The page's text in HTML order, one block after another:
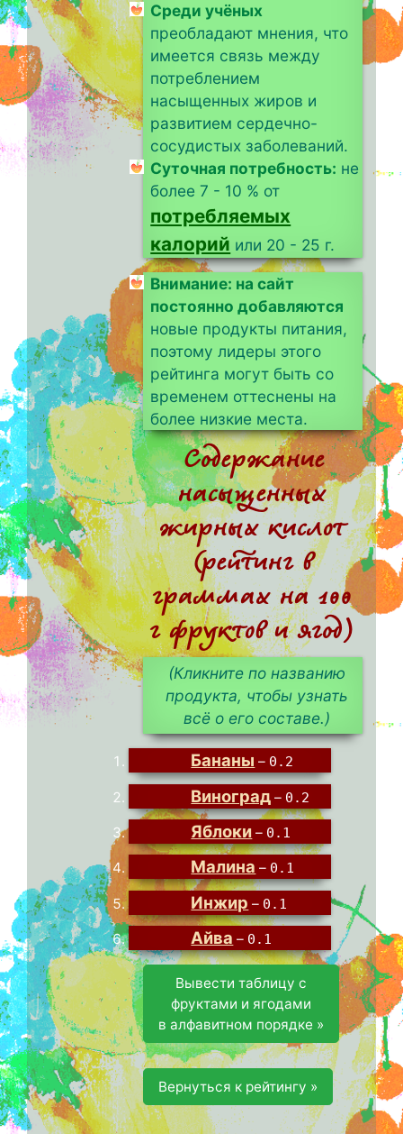
Среди учёных
преобладают мнения, что
имеется связь между
потреблением
насыщенных жиров и
развитием сердечно-
сосудистых заболеваний.
Суточная потребность: не
более 7 - 10 % от
потребляемых
калорий или 20 - 25 г.
Внимание: на сайт
постоянно добавляются
новые продукты питания,
поэтому лидеры этого
рейтинга могут быть со
временем оттеснены на
более низкие места.
Содержание
насыщенных
жирных кислот
(рейтинг в
граммах на 100
г фруктов и ягод)
(Кликните по названию
продукта, чтобы узнать
всё о его составе.)
Бананы – 0.2
Виноград – 0.2
Яблоки – 0.1
Малина – 0.1
Инжир – 0.1
Айва – 0.1
Вывести таблицу с
фруктами и ягодами
в алфавитном порядке »
Вернуться к рейтингу »